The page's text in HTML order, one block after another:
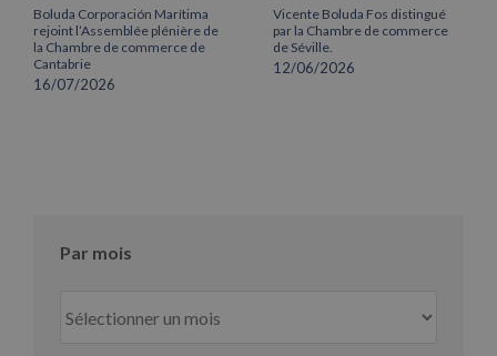
Boluda Corporación Marítima
rejoint l’Assemblée plénière de
la Chambre de commerce de
Cantabrie
16/07/2026
Vicente Boluda Fos distingué
par la Chambre de commerce
de Séville.
12/06/2026
Par mois
mois